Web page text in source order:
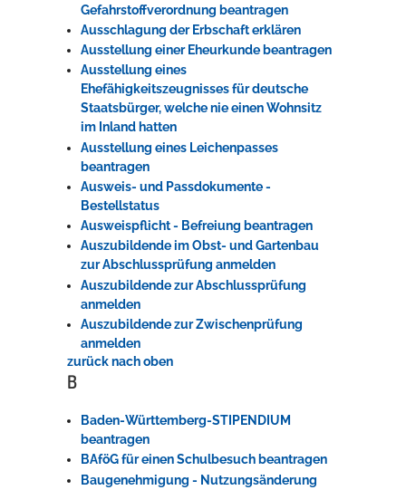
Gefahrstoffverordnung beantragen
Ausschlagung der Erbschaft erklären
Ausstellung einer Eheurkunde beantragen
Ausstellung eines
Ehefähigkeitszeugnisses für deutsche
Staatsbürger, welche nie einen Wohnsitz
im Inland hatten
Ausstellung eines Leichenpasses
beantragen
Ausweis- und Passdokumente -
Bestellstatus
Ausweispflicht - Befreiung beantragen
Auszubildende im Obst- und Gartenbau
zur Abschlussprüfung anmelden
Auszubildende zur Abschlussprüfung
anmelden
Auszubildende zur Zwischenprüfung
anmelden
zurück nach oben
B
Baden-Württemberg-STIPENDIUM
beantragen
BAföG für einen Schulbesuch beantragen
Baugenehmigung - Nutzungsänderung